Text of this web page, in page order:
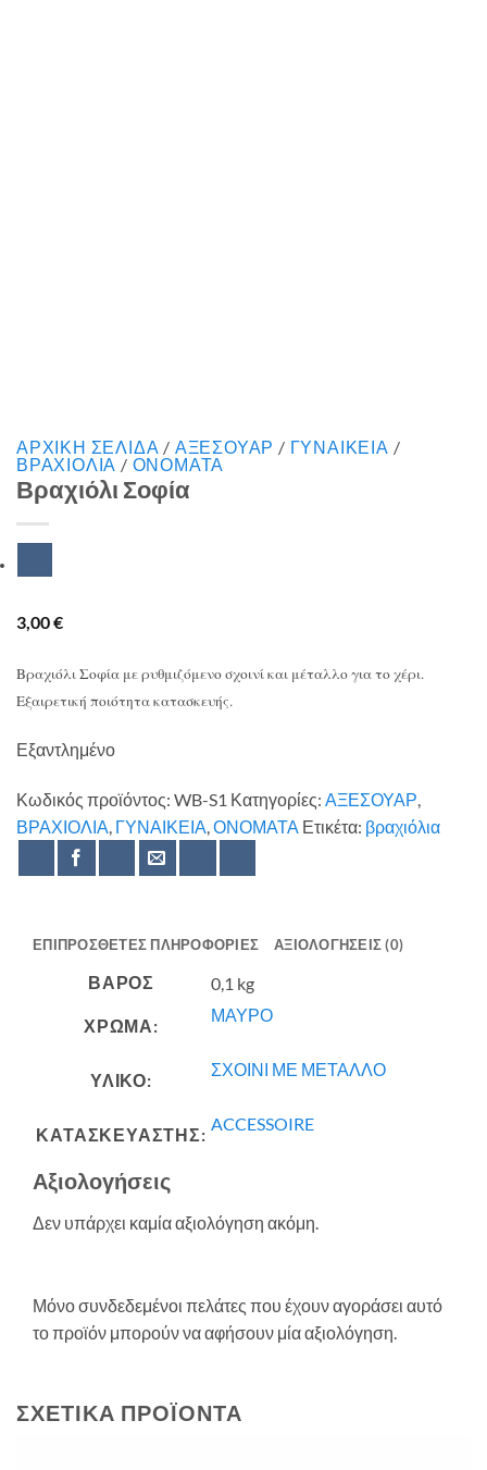
ΑΡΧΙΚΉ ΣΕΛΊΔΑ / ΑΞΕΣΟΥΑΡ / ΓΥΝΑΙΚΕΙΑ /
ΒΡΑΧΙΟΛΙΑ / ΟΝΟΜΑΤΑ
Βραχιόλι Σοφία
3,00€
Βραχιόλι Σοφία με ρυθμιζόμενο σχοινί και μέταλλο για το χέρι.
Εξαιρετική ποιότητα κατασκευής.
Εξαντλημένο
Κωδικός προϊόντος: WB-S1 Κατηγορίες: ΑΞΕΣΟΥΑΡ,
ΒΡΑΧΙΟΛΙΑ, ΓΥΝΑΙΚΕΙΑ,ΟΝΟΜΑΤΑ Ετικέτα: βραχιόλια
ΕΠΙΠΡΌΣΘΕΤΕΣ ΠΛΗΡΟΦΟΡΊΕΣ ΑΞΙΟΛΟΓΉΣΕΙΣ (0)
ΒΆΡΟΣ 0,1 kg
ΧΡΩΜΑ:
ΜΑΥΡΟ
ΥΛΙΚΟ:
ΣΧΟΙΝΙ ΜΕ ΜΕΤΑΛΛΟ
ΚΑΤΑΣΚΕΥΑΣΤΗΣ:
ACCESSOIRE
Αξιολογήσεις
Δεν υπάρχει καμία αξιολόγηση ακόμη.
Μόνο συνδεδεμένοι πελάτες που έχουν αγοράσει αυτό
το προϊόν μπορούν να αφήσουν μία αξιολόγηση.
ΣΧΕΤΙΚΆ ΠΡΟΪΌΝΤΑ